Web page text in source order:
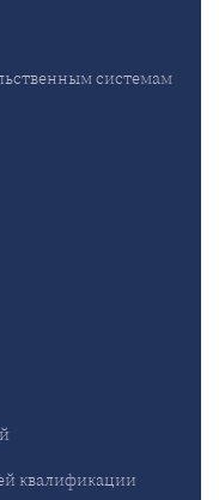
системам
квалификации